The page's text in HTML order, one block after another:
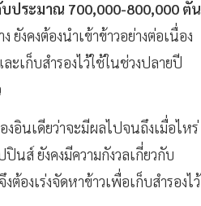
ประมาณ 700,000-800,000 ตัน
งคงต้องนำเข้าข้าวอย่างต่อเนื่อง
เก็บสำรองไว้ใช้ในช่วงปลายปี
งอินเดียว่าจะมีผลไปจนถึงเมื่อไหร่
ส์ ยังคงมีความกังวลเกี่ยวกับ
องเร่งจัดหาข้าวเพื่อเก็บสำรองไว้